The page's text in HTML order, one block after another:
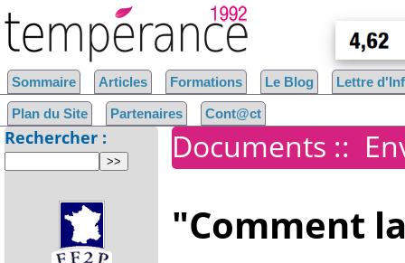
Documents ::
"Comment
Sommaire Articles Formations Le Blog Lettre
Plan du Site Partenaires Cont@ct
Rechercher :